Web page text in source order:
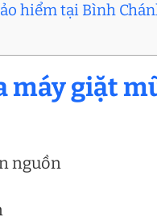
hiểm tại Bình
máy giặt
nguồn